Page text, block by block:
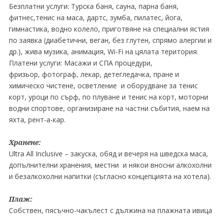
Безплатни услуги: Турска баня, сауна, парна баня,
фитнес,тенис на маса, дартс, зумба, пилатес, йога,
гимнастика, водно колело, приготвяне на специални ястия
по заявка (диабетични, веган, без глутен, спрямо алергии и
др.), жива музика, анимация, Wi-Fi на цялата територия.
Платени услуги: Масажи и СПА процедури,
фризьор, фотограф, лекар, детегледачка, пране и
химическо чистене, осветление и оборудване за тенис
корт, уроци по сърф, по плуване и тенис на корт, моторни
водни спортове, организиране на частни събития, наем на
яхта, рент-а-кар.
Хранене:
Ultra All Inclusive – закуска, обяд и вечеря на шведска маса,
допълнителни хранения, местни и някои вносни алкохолни
и безалкохолни напитки (съгласно концепцията на хотела).
Плаж:
Собствен, пясъчно-чакълест с дължина на плажната ивица